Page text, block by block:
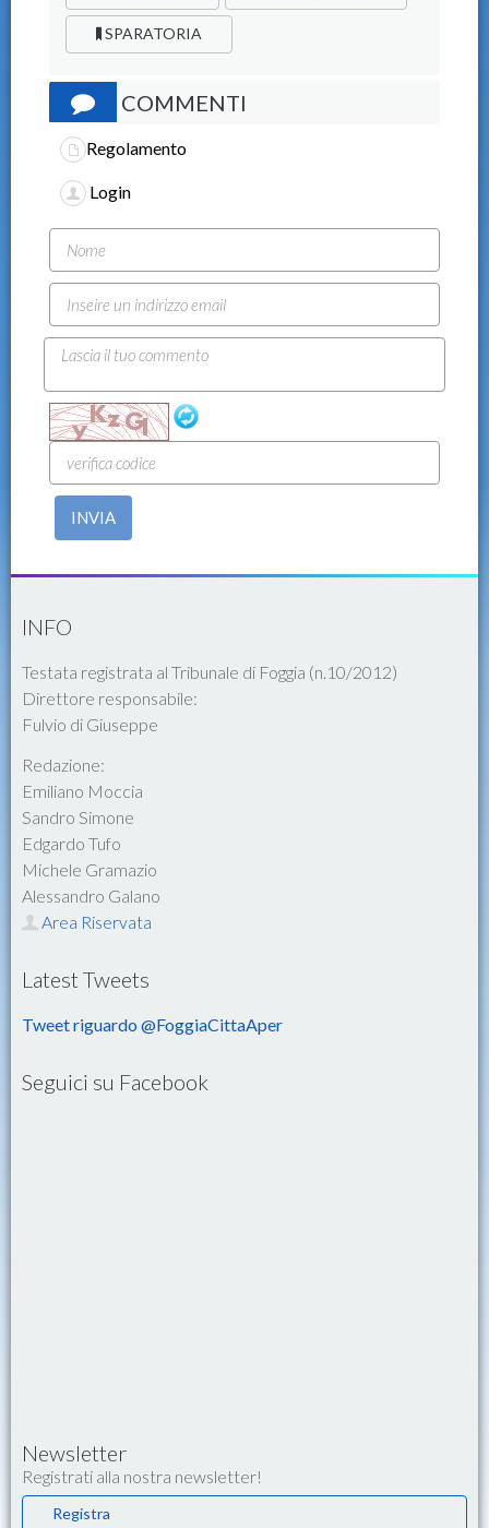
SPARATORIA
COMMENTI
Regolamento
Login
INVIA
INFO
Testata registrata al Tribunale di Foggia (n.10/2012)
Direttore responsabile:
Fulvio di Giuseppe
Redazione:
Emiliano Moccia
Sandro Simone
Edgardo Tufo
Michele Gramazio
Alessandro Galano
Area Riservata
Latest Tweets
Tweet riguardo @FoggiaCittaAper
Seguici su Facebook
Newsletter
Registrati alla nostra newsletter!
Registra